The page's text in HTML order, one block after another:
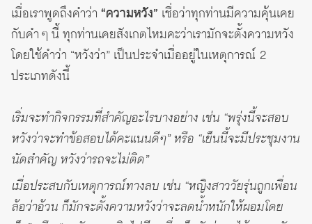
เมื่อเราพูดถึงคำว่า “ความหวัง” เชื่อว่าทุกท่านมีความคุ้นเคย
กับคำ ๆ นี้ ทุกท่านเคยสังเกตไหมคะว่าเรามักจะตั้งความหวัง
โดยใช้คำว่า “หวังว่า” เป็นประจำเมื่ออยู่ในเหตุการณ์ 2
ประเภทดังนี้
เริ่มจะทำกิจกรรมที่สำคัญอะไรบางอย่าง เช่น “พรุ่งนี้จะสอบ
หวังว่าจะทำข้อสอบได้คะแนนดีๆ” หรือ “เย็นนี้จะมีประชุมงาน
นัดสำคัญ หวังว่ารถจะไม่ติด”
เมื่อประสบกับเหตุการณ์ทางลบ เช่น “หญิงสาววัยรุ่นถูกเพื่อน
ล้อว่าอ้วน ก็มักจะตั้งความหวังว่าจะลดน้ำหนักให้ผอมโดย